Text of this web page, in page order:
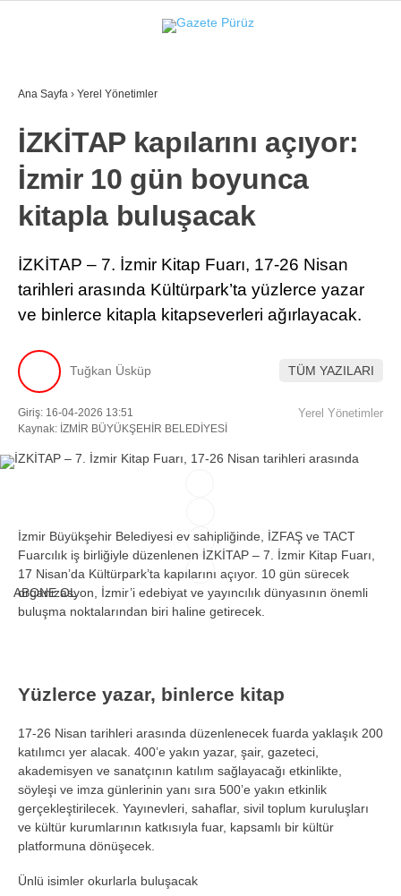
Instagram
Youtube
YEREL YÖNETIMLER
GÜNCEL
EKONOMI
POLITIKA
SAĞLIK
SPOR
Ana Sayfa › Yerel Yönetimler
İZKİTAP kapılarını açıyor:
İzmir 10 gün boyunca
kitapla buluşacak
İZKİTAP – 7. İzmir Kitap Fuarı, 17-26 Nisan
tarihleri arasında Kültürpark’ta yüzlerce yazar
ve binlerce kitapla kitapseverleri ağırlayacak.
Tuğkan Üsküp TÜM YAZILARI
Giriş: 16-04-2026 13:51
Kaynak: İZMİR BÜYÜKŞEHİR BELEDİYESİ
Yerel Yönetimler
ABONE OL
İzmir Büyükşehir Belediyesi ev sahipliğinde, İZFAŞ ve TACT
Fuarcılık iş birliğiyle düzenlenen İZKİTAP – 7. İzmir Kitap Fuarı,
17 Nisan’da Kültürpark’ta kapılarını açıyor. 10 gün sürecek
organizasyon, İzmir’i edebiyat ve yayıncılık dünyasının önemli
buluşma noktalarından biri haline getirecek.
Yüzlerce yazar, binlerce kitap
17-26 Nisan tarihleri arasında düzenlenecek fuarda yaklaşık 200
katılımcı yer alacak. 400’e yakın yazar, şair, gazeteci,
akademisyen ve sanatçının katılım sağlayacağı etkinlikte,
söyleşi ve imza günlerinin yanı sıra 500’e yakın etkinlik
gerçekleştirilecek. Yayınevleri, sahaflar, sivil toplum kuruluşları
ve kültür kurumlarının katkısıyla fuar, kapsamlı bir kültür
platformuna dönüşecek.
Ünlü isimler okurlarla buluşacak